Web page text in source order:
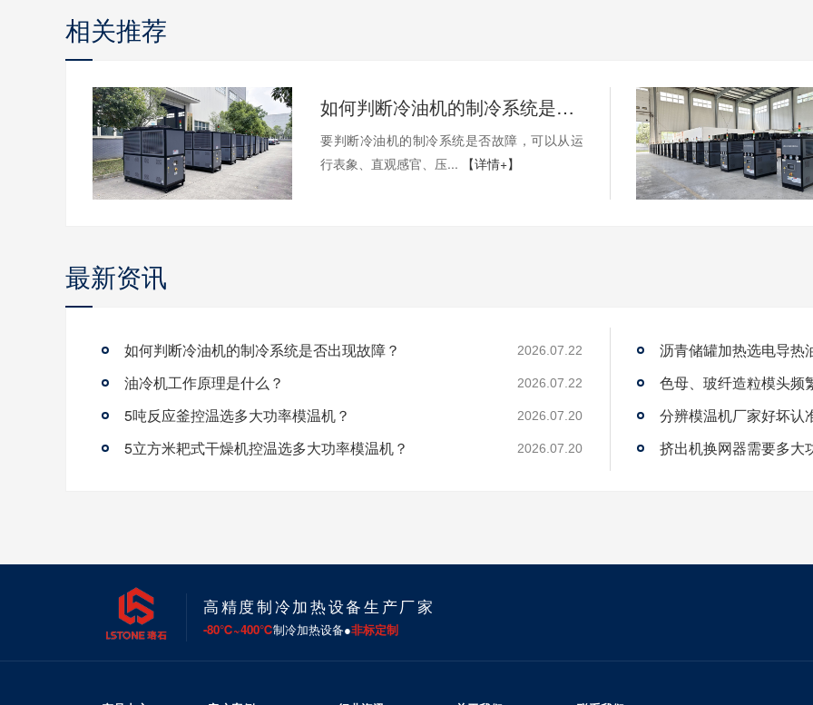
相关推荐
如何判断冷油机的制冷系统是否出现故障？
要判断冷油机的制冷系统是否故障，可以从运
行表象、直观感官、压...
【详情+】
最新资讯
如何判断冷油机的制冷系统是否出现故障？ 2026.07.22
油冷机工作原理是什么？ 2026.07.22
5吨反应釜控温选多大功率模温机？ 2026.07.20
5立方米耙式干燥机控温选多大功率模温机？ 2026.07.20
沥青储罐加热选电导热
挤出机换网器需要多大
高精度制冷加热设备生产厂家
-80℃~400℃制冷加热设备●非标定制